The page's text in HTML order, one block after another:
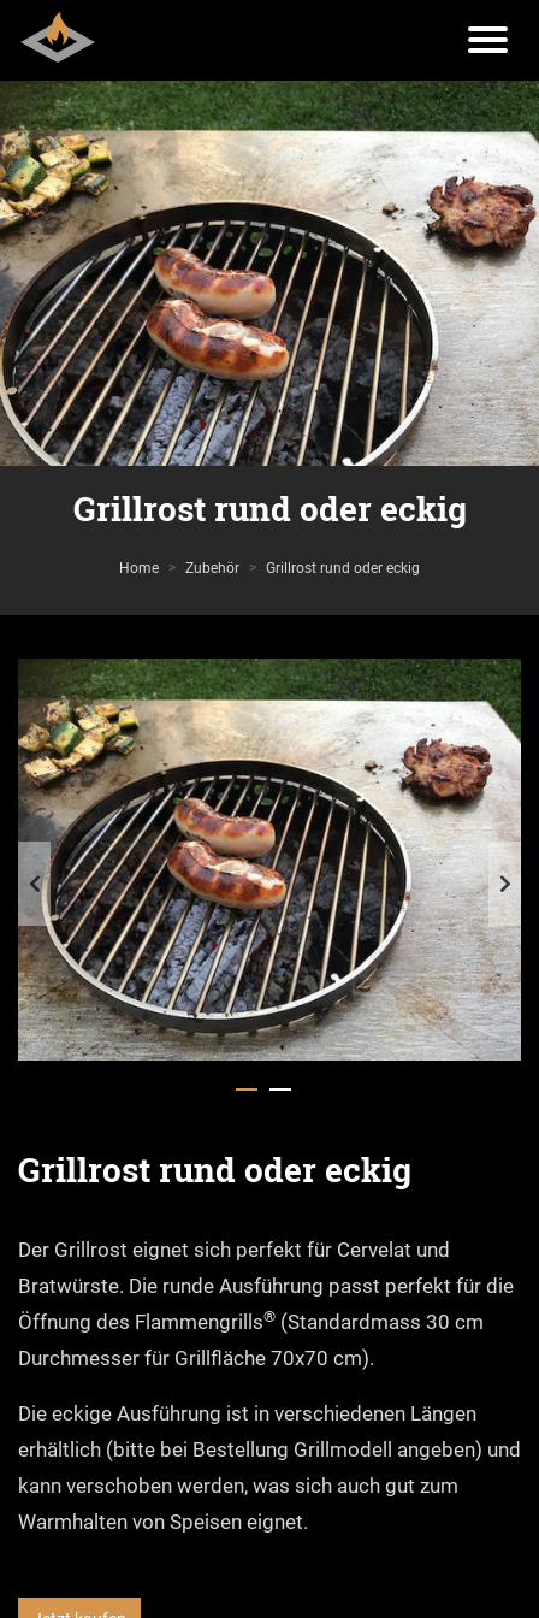
Grillrost rund oder eckig
Home Zubehör Grillrost rund oder eckig
Grillrost rund oder eckig
Der Grillrost eignet sich perfekt für Cervelat und
Bratwürste. Die runde Ausführung passt perfekt für die
Öffnung des Flammengrills® (Standardmass 30 cm
Durchmesser für Grillfläche 70x70 cm).
Die eckige Ausführung ist in verschiedenen Längen
erhältlich (bitte bei Bestellung Grillmodell angeben) und
kann verschoben werden, was sich auch gut zum
Warmhalten von Speisen eignet.